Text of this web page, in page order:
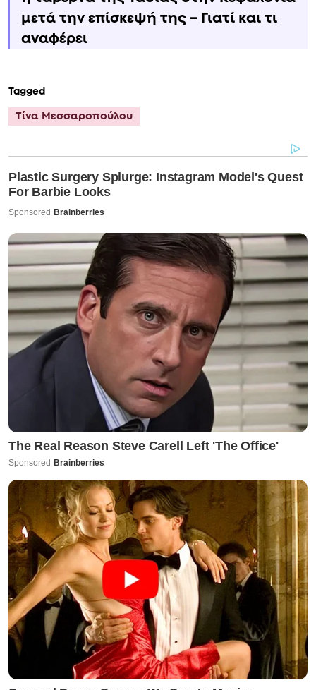
μετά την επίσκεψή της – Γιατί και τι
αναφέρει
Tagged
Τίνα Μεσσαροπούλου